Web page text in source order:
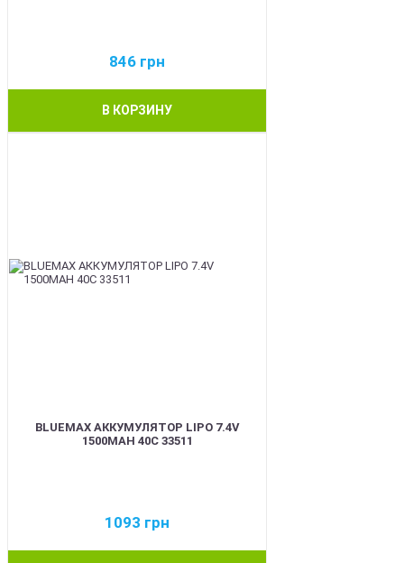
846 грн
В КОРЗИНУ
BLUEMAX АККУМУЛЯТОР LIPO 7.4V
1500MAH 40C 33511
1093 грн